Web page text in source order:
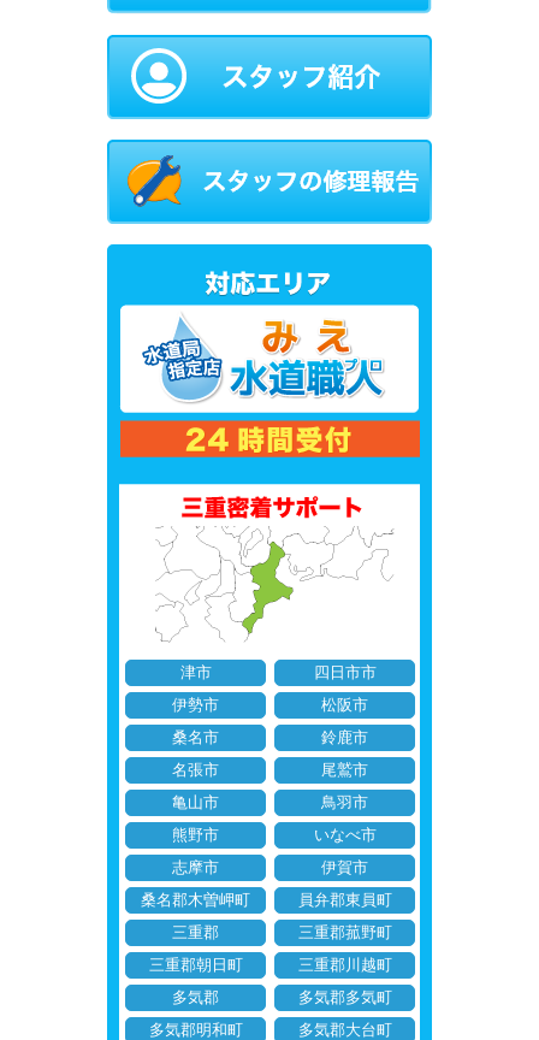
津市
四日市市
伊勢市
松阪市
桑名市
鈴鹿市
名張市
尾鷲市
亀山市
鳥羽市
熊野市
いなべ市
志摩市
伊賀市
桑名郡木曽岬町
員弁郡東員町
三重郡
三重郡菰野町
三重郡朝日町
三重郡川越町
多気郡
多気郡多気町
多気郡明和町
多気郡大台町